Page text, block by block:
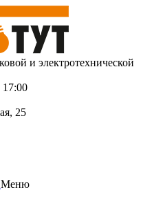
и электротехнической
17:00
25
Меню